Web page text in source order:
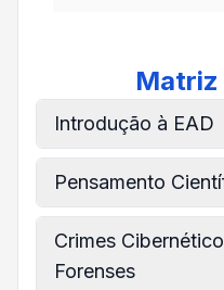
Matriz
Introdução à EAD
Pensamento
Crimes
Forenses